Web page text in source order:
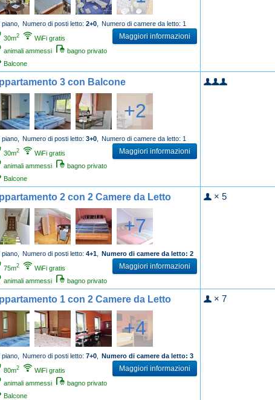
piano, Numero di posti letto:2+0 Numero di camere da letto: 1
Maggiori informazioni
30m2
WiFi gratis
animali ammessi
bagno privato
Balcone
3 con Balcone
+2
piano, Numero di posti letto:3+0 Numero di camere da letto: 1
Maggiori informazioni
30m2
WiFi gratis
animali ammessi
bagno privato
Balcone
2 con 2 Camere da Letto
+7
piano, Numero di posti letto:4+1 Numero di camere da letto: 2
Maggiori informazioni
75m2
WiFi gratis
animali ammessi
bagno privato
× 5
1 con 2 Camere da Letto
+4
piano, Numero di posti letto:7+0 Numero di camere da letto: 3
Maggiori informazioni
80m2
WiFi gratis
animali ammessi
bagno privato
Balcone
× 7